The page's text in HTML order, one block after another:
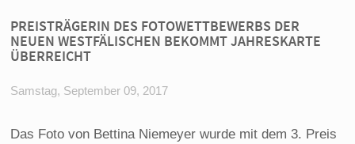
PREISTRÄGERIN DES FOTOWETTBEWERBS DER
NEUEN WESTFÄLISCHEN BEKOMMT JAHRESKARTE
ÜBERREICHT
Samstag, September 09, 2017
Das Foto von Bettina Niemeyer wurde mit dem 3. Preis